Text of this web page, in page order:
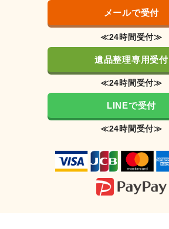
メールで受付
≪24時間受付≫
遺品整理専用受付
≪24時間受付≫
LINEで受付
≪24時間受付≫